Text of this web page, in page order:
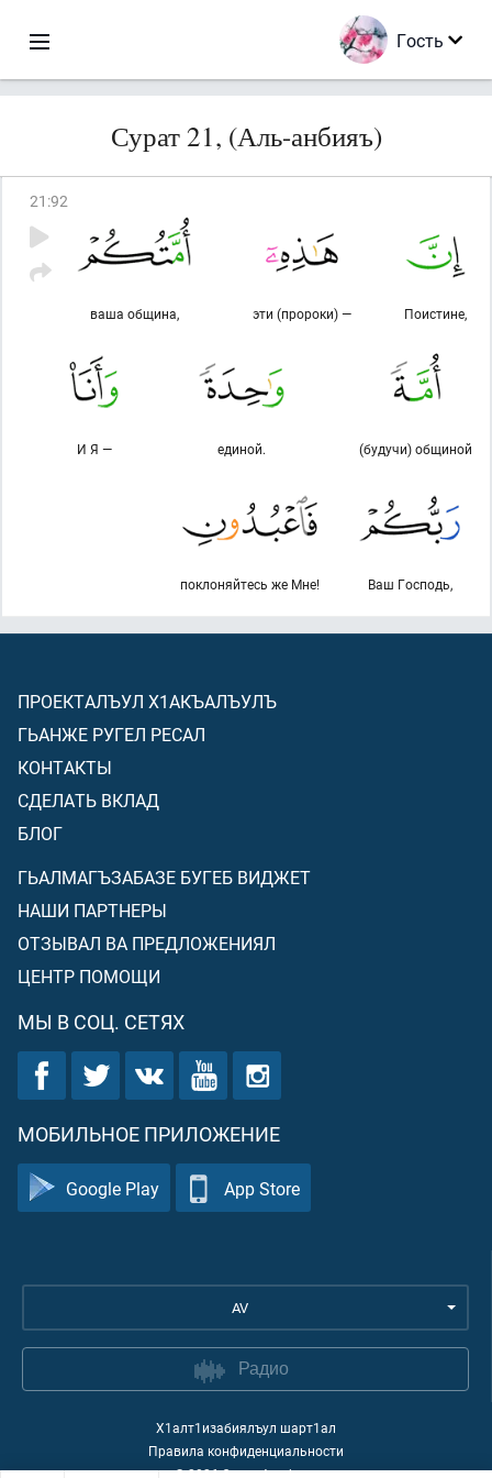
Гость
Сурат 21, (Аль-анбияъ)
21 :92
Поистине,
эти (пророки) —
ваша община,
(будучи) общиной
единой.
И Я —
Ваш Господь,
поклоняйтесь же Мне!
ПРОЕКТАЛЪУЛ Х1АКЪАЛЪУЛЪ
ГЬАНЖЕ РУГЕЛ РЕСАЛ
КОНТАКТЫ
СДЕЛАТЬ ВКЛАД
БЛОГ
ГЬАЛМАГЪЗАБАЗЕ БУГЕБ ВИДЖЕТ
НАШИ ПАРТНЕРЫ
ОТЗЫВАЛ ВА ПРЕДЛОЖЕНИЯЛ
ЦЕНТР ПОМОЩИ
МЫ В СОЦ. СЕТЯХ
МОБИЛЬНОЕ ПРИЛОЖЕНИЕ
Google Play App Store
AV
Радио
Х1алт1изабиялъул шарт1ал
Правила конфиденциальности
©2026Quran Academy